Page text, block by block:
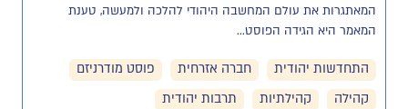
המאתגרות את עולם המחשבה היהודי להלכה ולמעשה, טענת
המאמר היא הגידה הפוסט...
התחדשות יהודית חברה אזרחית
פוסט מודרניזם
קהילה
קהילתיות
תרבות יהודית